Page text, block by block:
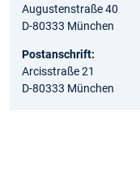
Augustenstraße 40
D-80333 München
Postanschrift:
Arcisstraße 21
D-80333 München